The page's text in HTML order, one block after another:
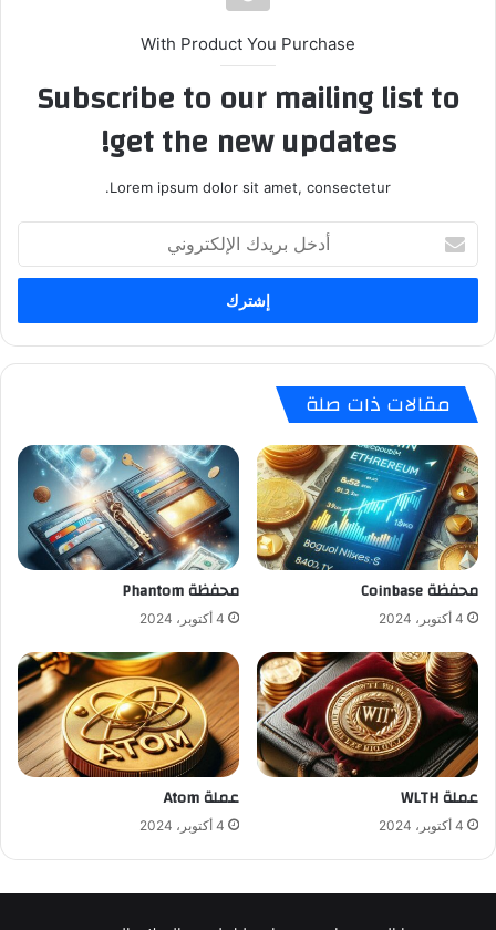
With Product You Purchase
Subscribe to our mailing list to
get the new updates!
Lorem ipsum dolor sit amet, consectetur.
بريدك
الإلكتروني
مقالات ذات صلة
محفظة Coinbase
4 أكتوبر، 2024
محفظة Phantom
4 أكتوبر، 2024
عملة WLTH
4 أكتوبر، 2024
عملة Atom
4 أكتوبر، 2024